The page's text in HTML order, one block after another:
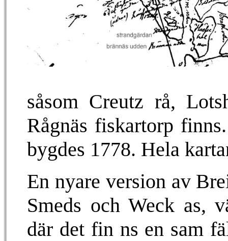
såsom Creutz rå,
Rågnäs fiskartorp
bygdes 1778. Hela
En nyare version av
Smeds och Weck as,
där det fin ns en sam